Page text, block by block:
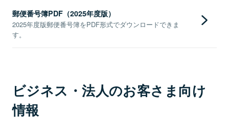
郵便番号簿PDF（2025年度版）
2025年度版郵便番号簿をPDF形式でダウンロードできま
す。
ビジネス・法人のお客さま向け
情報